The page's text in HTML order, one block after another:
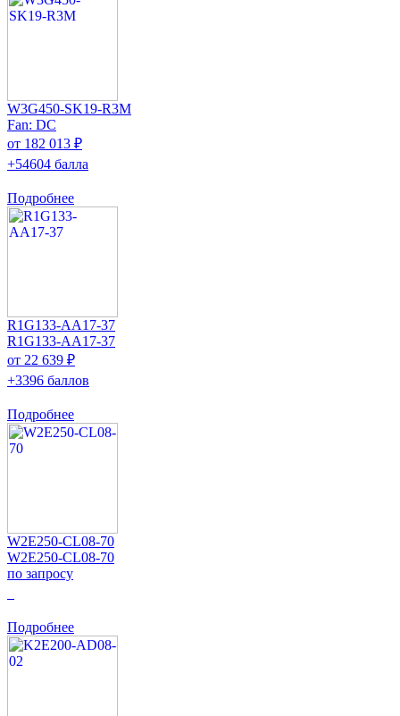
W3G450-SK19-R3M
Fan: DC
от 182 013 ₽
+54604 балла
Подробнее
R1G133-AA17-37
R1G133-AA17-37
от 22 639 ₽
+3396 баллов
Подробнее
W2E250-CL08-70
W2E250-CL08-70
по запросу
Подробнее